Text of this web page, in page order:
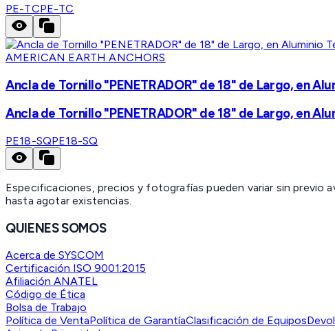
PE-TCPE-TC
AMERICAN EARTH ANCHORS
Ancla de Tornillo "PENETRADOR" de 18" de Largo, en
Ancla de Tornillo "PENETRADOR" de 18" de Largo, en
PE18-SQPE18-SQ
Especificaciones, precios y fotografías pueden variar sin
hasta agotar existencias.
QUIENES SOMOS
Acerca de SYSCOM
Certificación ISO 9001:2015
Afiliación ANATEL
Código de Ética
Bolsa de Trabajo
Política de VentaPolítica de GarantíaClasificación de Equipos